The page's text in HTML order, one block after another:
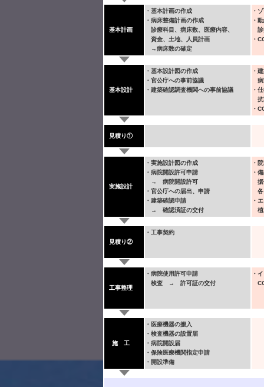
基本計画
・基本計画の作成
・病床整備計画の作成
診療科目、病床数、医療内容、
資金、土地、人員計画
→病床数の確定
・
・
診
・
基本設計
・基本設計図の作成
・官公庁への事前協議
・建築確認調査機関への事前協議
・
病
・
抗
・
見積り①
実施設計
・実施設計図の作成
・病院開設許可申請
→ 病院開設許可
・官公庁への届出、申請
・建築確認申請
→ 確認済証の交付
・
・
据
各
・
植
見積り②
・工事契約
工事整理
・病院使用許可申請
検査 → 許可証の交付
・
施 工
・医療機器の搬入
・検査機器の設置届
・病院開設届
・保険医療機関指定申請
・開設準備